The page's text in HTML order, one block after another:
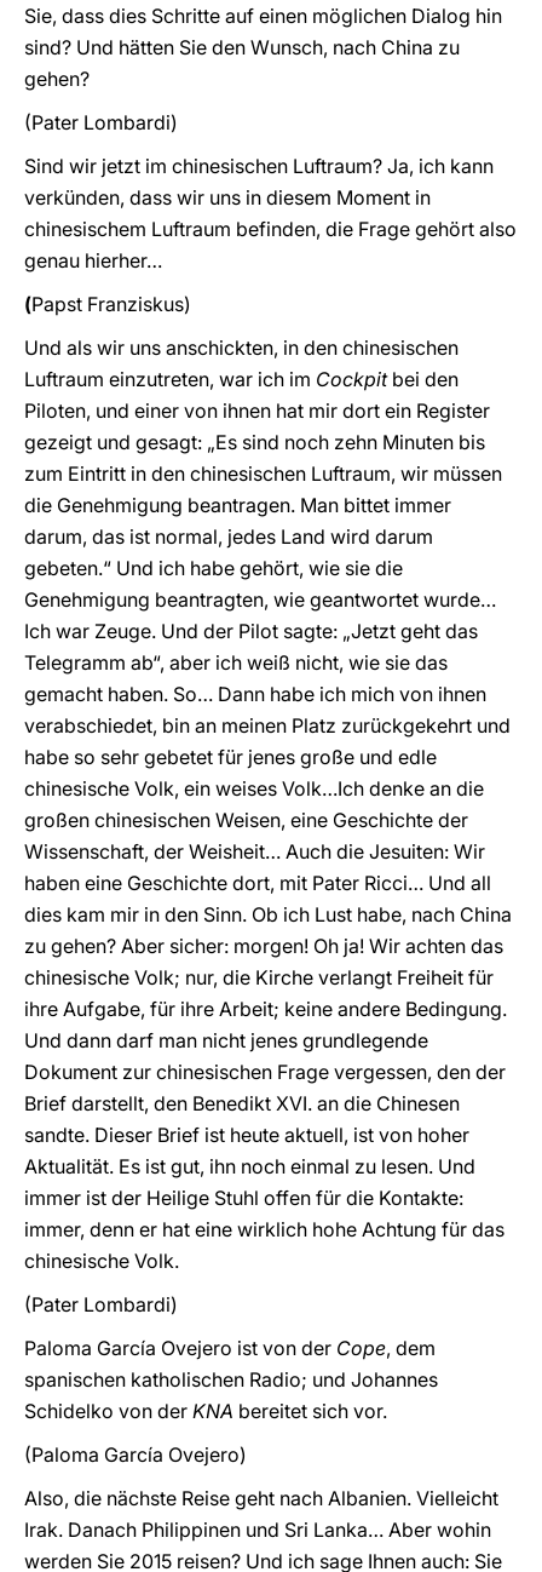
Sie, dass dies Schritte auf einen möglichen Dialog hin
sind? Und hätten Sie den Wunsch, nach China zu
gehen?
(Pater Lombardi)
Sind wir jetzt im chinesischen Luftraum? Ja, ich kann
verkünden, dass wir uns in diesem Moment in
chinesischem Luftraum befinden, die Frage gehört also
genau hierher…
(Papst Franziskus)
Und als wir uns anschickten, in den chinesischen
Luftraum einzutreten, war ich im Cockpitbei den
Piloten, und einer von ihnen hat mir dort ein Register
gezeigt und gesagt: „Es sind noch zehn Minuten bis
zum Eintritt in den chinesischen Luftraum, wir müssen
die Genehmigung beantragen. Man bittet immer
darum, das ist normal, jedes Land wird darum
gebeten.“ Und ich habe gehört, wie sie die
Genehmigung beantragten, wie geantwortet wurde…
Ich war Zeuge. Und der Pilot sagte: „Jetzt geht das
Telegramm ab“, aber ich weiß nicht, wie sie das
gemacht haben. So… Dann habe ich mich von ihnen
verabschiedet, bin an meinen Platz zurückgekehrt und
habe so sehr gebetet für jenes große und edle
chinesische Volk, ein weises Volk…Ich denke an die
großen chinesischen Weisen, eine Geschichte der
Wissenschaft, der Weisheit… Auch die Jesuiten: Wir
haben eine Geschichte dort, mit Pater Ricci… Und all
dies kam mir in den Sinn. Ob ich Lust habe, nach China
zu gehen? Aber sicher: morgen! Oh ja! Wir achten das
chinesische Volk; nur, die Kirche verlangt Freiheit für
ihre Aufgabe, für ihre Arbeit; keine andere Bedingung.
Und dann darf man nicht jenes grundlegende
Dokument zur chinesischen Frage vergessen, den der
Brief darstellt, den Benedikt XVI. an die Chinesen
sandte. Dieser Brief ist heute aktuell, ist von hoher
Aktualität. Es ist gut, ihn noch einmal zu lesen. Und
immer ist der Heilige Stuhl offen für die Kontakte:
immer, denn er hat eine wirklich hohe Achtung für das
chinesische Volk.
(Pater Lombardi)
Paloma García Ovejero ist von der Cope, dem
spanischen katholischen Radio; und Johannes
Schidelko von der KNA bereitet sich vor.
(Paloma García Ovejero)
Also, die nächste Reise geht nach Albanien. Vielleicht
Irak. Danach Philippinen und Sri Lanka… Aber wohin
werden Sie 2015 reisen? Und ich sage Ihnen auch: Sie